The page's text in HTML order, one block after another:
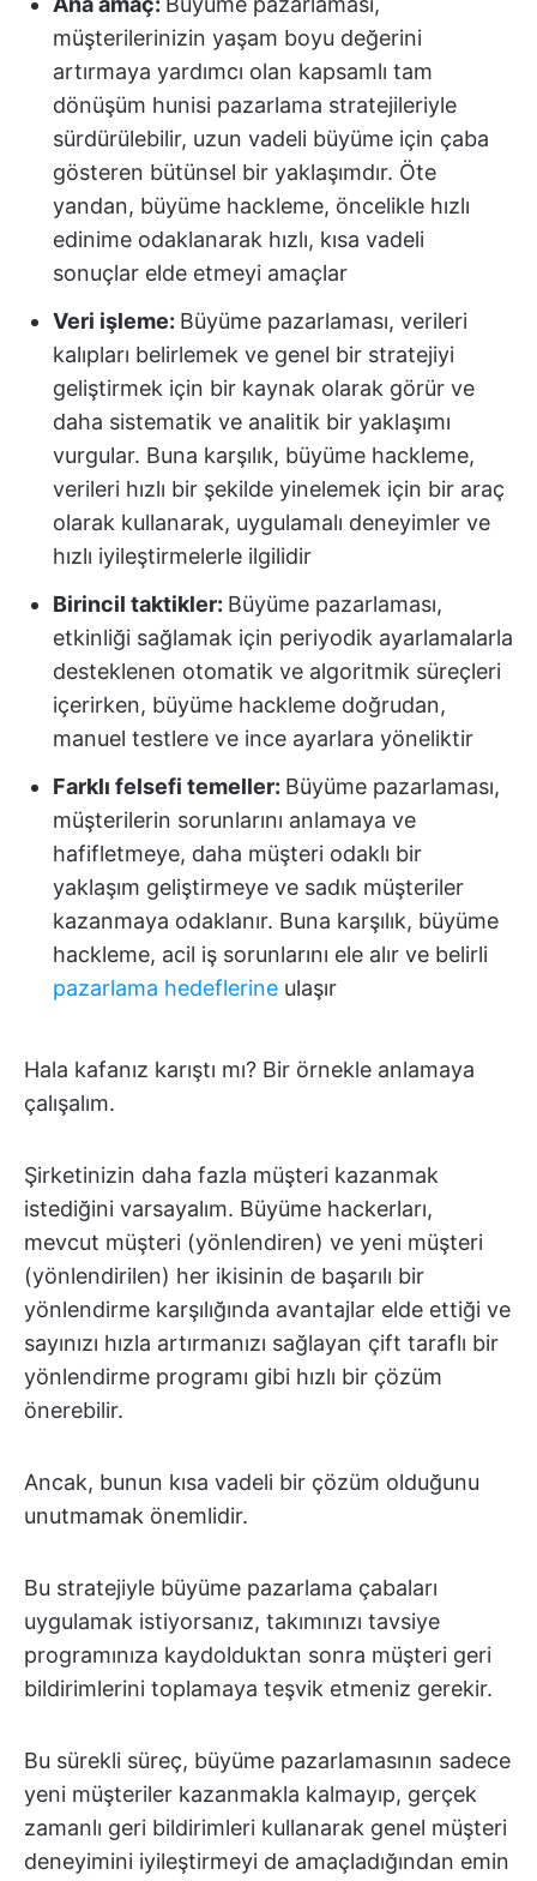
müşterilerinizin yaşam boyu değerini
artırmaya yardımcı olan kapsamlı tam
dönüşüm hunisi pazarlama stratejileriyle
sürdürülebilir, uzun vadeli büyüme için çaba
gösteren bütünsel bir yaklaşımdır. Öte
yandan, büyüme hackleme, öncelikle hızlı
edinime odaklanarak hızlı, kısa vadeli
sonuçlar elde etmeyi amaçlar
Veri işleme: Büyüme pazarlaması, verileri
kalıpları belirlemek ve genel bir stratejiyi
geliştirmek için bir kaynak olarak görür ve
daha sistematik ve analitik bir yaklaşımı
vurgular. Buna karşılık, büyüme hackleme,
verileri hızlı bir şekilde yinelemek için bir araç
olarak kullanarak, uygulamalı deneyimler ve
hızlı iyileştirmelerle ilgilidir
Birincil taktikler: Büyüme pazarlaması,
etkinliği sağlamak için periyodik ayarlamalarla
desteklenen otomatik ve algoritmik süreçleri
içerirken, büyüme hackleme doğrudan,
manuel testlere ve ince ayarlara yöneliktir
Farklı felsefi temeller: Büyüme pazarlaması,
müşterilerin sorunlarını anlamaya ve
hafifletmeye, daha müşteri odaklı bir
yaklaşım geliştirmeye ve sadık müşteriler
kazanmaya odaklanır. Buna karşılık, büyüme
hackleme, acil iş sorunlarını ele alır ve belirli
pazarlama hedeflerine ulaşır
Hala kafanız karıştı mı? Bir örnekle anlamaya
çalışalım.
Şirketinizin daha fazla müşteri kazanmak
istediğini varsayalım. Büyüme hackerları,
mevcut müşteri (yönlendiren) ve yeni müşteri
(yönlendirilen) her ikisinin de başarılı bir
yönlendirme karşılığında avantajlar elde ettiği ve
sayınızı hızla artırmanızı sağlayan çift taraflı bir
yönlendirme programı gibi hızlı bir çözüm
önerebilir.
Ancak, bunun kısa vadeli bir çözüm olduğunu
unutmamak önemlidir.
Bu stratejiyle büyüme pazarlama çabaları
uygulamak istiyorsanız, takımınızı tavsiye
programınıza kaydolduktan sonra müşteri geri
bildirimlerini toplamaya teşvik etmeniz gerekir.
Bu sürekli süreç, büyüme pazarlamasının sadece
yeni müşteriler kazanmakla kalmayıp, gerçek
zamanlı geri bildirimleri kullanarak genel müşteri
deneyimini iyileştirmeyi de amaçladığından emin